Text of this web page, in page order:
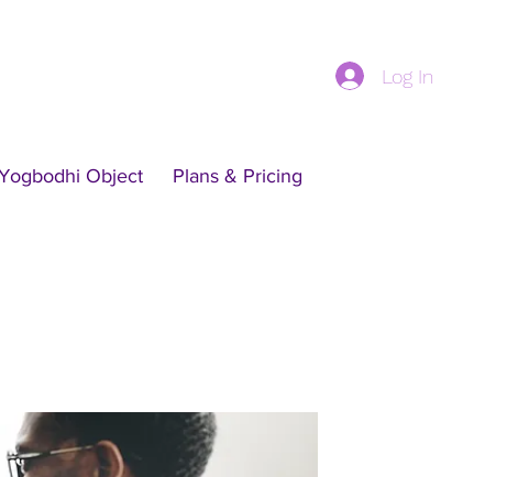
Log In
Object Plans & Pricing